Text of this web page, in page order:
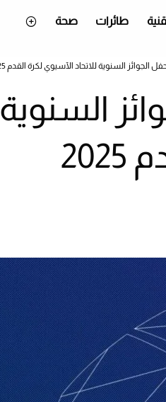
طائرات صحة
السنوية للاتحاد الآسيوي لكرة القدم 2025
السنوية